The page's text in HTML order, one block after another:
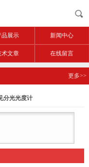
品展示 新闻中心
术文章 在线留言
更多>>
分光光度计